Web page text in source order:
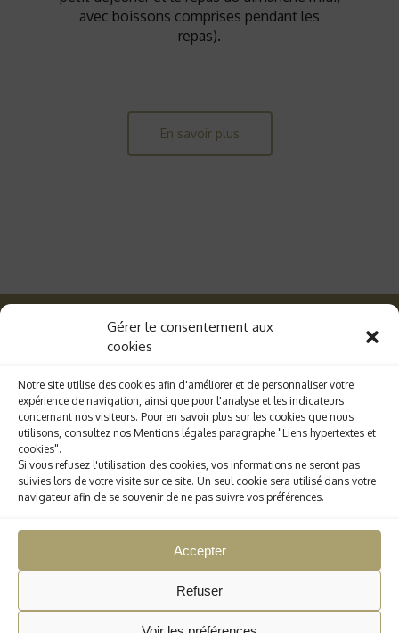
Gérer le consentement aux
cookies
Notre site utilise des cookies afin d'améliorer et de personnaliser votre
expérience de navigation, ainsi que pour l'analyse et les indicateurs
concernant nos visiteurs. Pour en savoir plus sur les cookies que nous
utilisons, consultez nos Mentions légales paragraphe "Liens hypertextes et
cookies".
Si vous refusez l'utilisation des cookies, vos informations ne seront pas
suivies lors de votre visite sur ce site. Un seul cookie sera utilisé dans votre
navigateur afin de se souvenir de ne pas suivre vos préférences.
Accepter
Refuser
avec boissons comprises pendant les
repas).
En savoir plus
39 00 09
Annabelle :06 60 61 93 34| Julien :06 66 48
Gestion des cookies|Crédits et Mentions
Une réalisation